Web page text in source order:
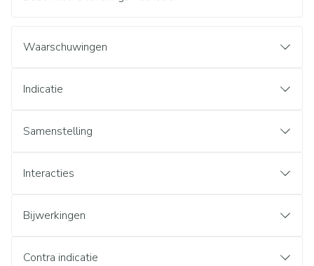
Waarschuwingen
Indicatie
Samenstelling
Interacties
Bijwerkingen
Contra indicatie